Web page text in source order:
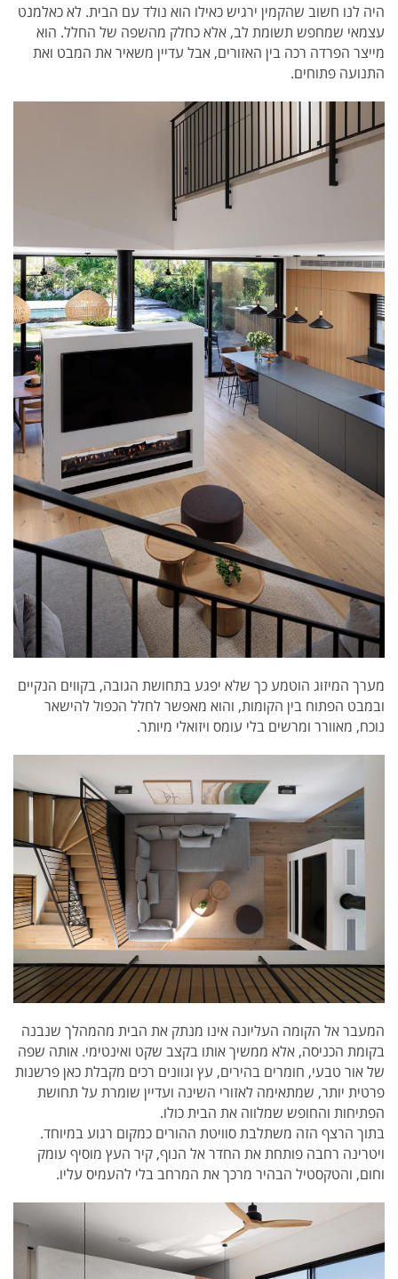
היה לנו חשוב שהקמין ירגיש כאילו הוא נולד עם הבית. לא כאלמנט
עצמאי שמחפש תשומת לב, אלא כחלק מהשפה של החלל. הוא
מייצר הפרדה רכה בין האזורים, אבל עדיין משאיר את המבט ואת
התנועה פתוחים.
מערך המיזוג הוטמע כך שלא יפגע בתחושת הגובה, בקווים הנקיים
ובמבט הפתוח בין הקומות, והוא מאפשר לחלל הכפול להישאר
נוכח, מאוורר ומרשים בלי עומס ויזואלי מיותר.
המעבר אל הקומה העליונה אינו מנתק את הבית מהמהלך שנבנה
בקומת הכניסה, אלא ממשיך אותו בקצב שקט ואינטימי. אותה שפה
של אור טבעי, חומרים בהירים, עץ וגוונים רכים מקבלת כאן פרשנות
פרטית יותר, שמתאימה לאזורי השינה ועדיין שומרת על תחושת
הפתיחות והחופש שמלווה את הבית כולו.
בתוך הרצף הזה משתלבת סוויטת ההורים כמקום רגוע במיוחד.
ויטרינה רחבה פותחת את החדר אל הנוף, קיר העץ מוסיף עומק
וחום, והטקסטיל הבהיר מרכך את המרחב בלי להעמיס עליו.